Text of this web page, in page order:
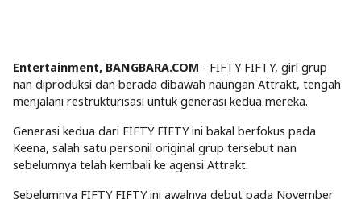
Entertainment, BANGBARA.COM - FIFTY FIFTY, girl grup
nan diproduksi dan berada dibawah naungan Attrakt, tengah
menjalani restrukturisasi untuk generasi kedua mereka.
Generasi kedua dari FIFTY FIFTY ini bakal berfokus pada
Keena, salah satu personil original grup tersebut nan
sebelumnya telah kembali ke agensi Attrakt.
Sebelumnya FIFTY FIFTY ini awalnya debut pada November